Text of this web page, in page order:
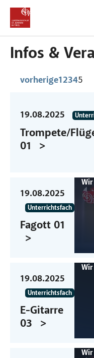
Zum Hauptinhalt
Zum Fußbereich
Infos &
vorherige1 2345
19.08.2025
Trompete/
01
19.08.2025
Unterrichtsfach
Fagott 01
19.08.2025
Unterrichtsfach
E-Gitarre
03